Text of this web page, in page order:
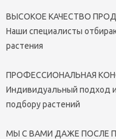
ВЫСОКОЕ КАЧЕСТВО
Наши специалисты
растения
ПРОФЕССИОНАЛЬНАЯ
Индивидуальный подход и
подбору растений
МЫ С ВАМИ ДАЖЕ ПОСЛЕ